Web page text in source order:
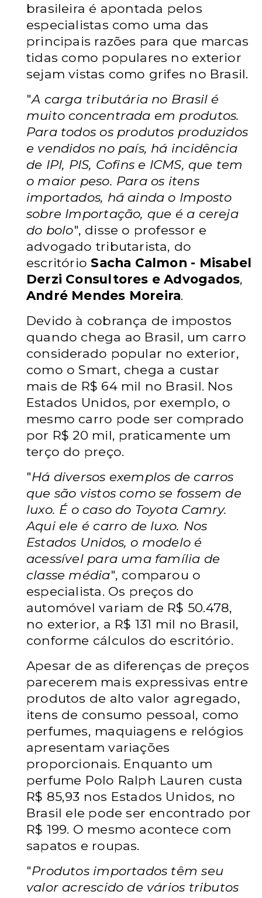
brasileira é apontada pelos
especialistas como uma das
principais razões para que marcas
tidas como populares no exterior
sejam vistas como grifes no Brasil.
"A carga tributária no Brasil é
muito concentrada em produtos.
Para todos os produtos produzidos
e vendidos no país, há incidência
de IPI, PIS, Cofins e ICMS, que tem
o maior peso. Para os itens
importados, há ainda o Imposto
sobre Importação, que é a cereja
do bolo", disse o professor e
advogado tributarista, do
escritório Sacha Calmon - Misabel
Derzi Consultores e Advogados,
André Mendes Moreira.
Devido à cobrança de impostos
quando chega ao Brasil, um carro
considerado popular no exterior,
como o Smart, chega a custar
mais de R$ 64 mil no Brasil. Nos
Estados Unidos, por exemplo, o
mesmo carro pode ser comprado
por R$ 20 mil, praticamente um
terço do preço.
"Há diversos exemplos de carros
que são vistos como se fossem de
luxo. É o caso do Toyota Camry.
Aqui ele é carro de luxo. Nos
Estados Unidos, o modelo é
acessível para uma família de
classe média", comparou o
especialista. Os preços do
automóvel variam de R$ 50.478,
no exterior, a R$ 131 mil no Brasil,
conforme cálculos do escritório.
Apesar de as diferenças de preços
parecerem mais expressivas entre
produtos de alto valor agregado,
itens de consumo pessoal, como
perfumes, maquiagens e relógios
apresentam variações
proporcionais. Enquanto um
perfume Polo Ralph Lauren custa
R$ 85,93 nos Estados Unidos, no
Brasil ele pode ser encontrado por
R$ 199. O mesmo acontece com
sapatos e roupas.
"Produtos importados têm seu
valor acrescido de vários tributos